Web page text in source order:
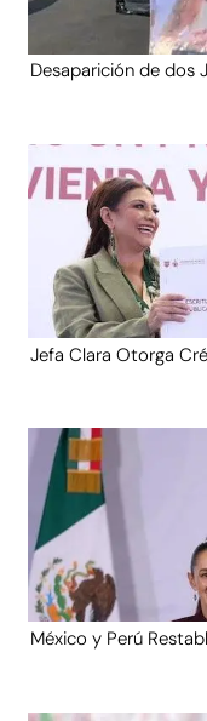
Desaparición de dos
Jefa Clara Otorga
México y Perú